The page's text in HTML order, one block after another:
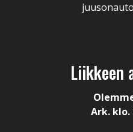
Liikkeen
Ark. klo.